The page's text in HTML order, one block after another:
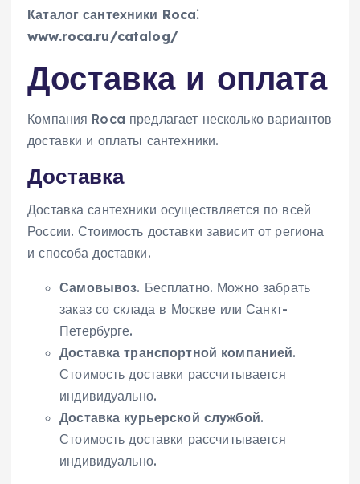
Каталог сантехники Roca⁚
www.roca.ru/catalog/
Доставка и оплата
Компания Roca предлагает несколько вариантов
доставки и оплаты сантехники.
Доставка
Доставка сантехники осуществляется по всей
России. Стоимость доставки зависит от региона
и способа доставки.
Самовывоз. Бесплатно. Можно забрать
заказ со склада в Москве или Санкт-
Петербурге.
Доставка транспортной компанией.
Стоимость доставки рассчитывается
индивидуально.
Доставка курьерской службой.
Стоимость доставки рассчитывается
индивидуально.